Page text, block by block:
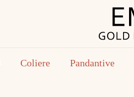
Coliere Pandantive